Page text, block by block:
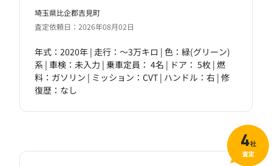
埼玉県比企郡吉見町
査定依頼日：2026年08月02日
年式：2020年 | 走行：～3万キロ | 色：緑(グリーン)
系 | 車検：未入力 | 乗車定員： 4名 | ドア： 5枚 | 燃
料：ガソリン | ミッション：CVT | ハンドル：右 | 修
復歴：なし
4社
査定